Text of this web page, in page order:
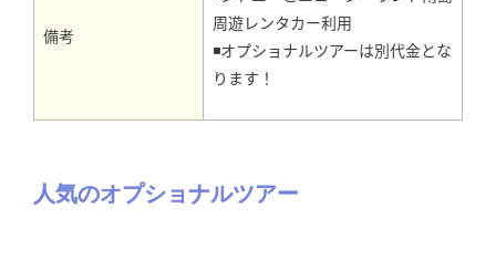
備考
周遊レンタカー利用
◾オプショナルツアーは別代金とな
ります！
人気のオプショナルツアー